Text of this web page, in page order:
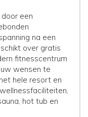
een
na een
over gratis
fitnesscentrum
wensen te
hele resort en
hot tub en